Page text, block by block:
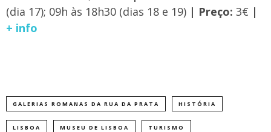
(dia 17); 09h às 18h30 (dias 18 e 19) | Preço: 3€ |
+ info
GALERIAS ROMANAS DA RUA DA PRATA HISTÓRIA
LISBOA MUSEU DE LISBOA TURISMO